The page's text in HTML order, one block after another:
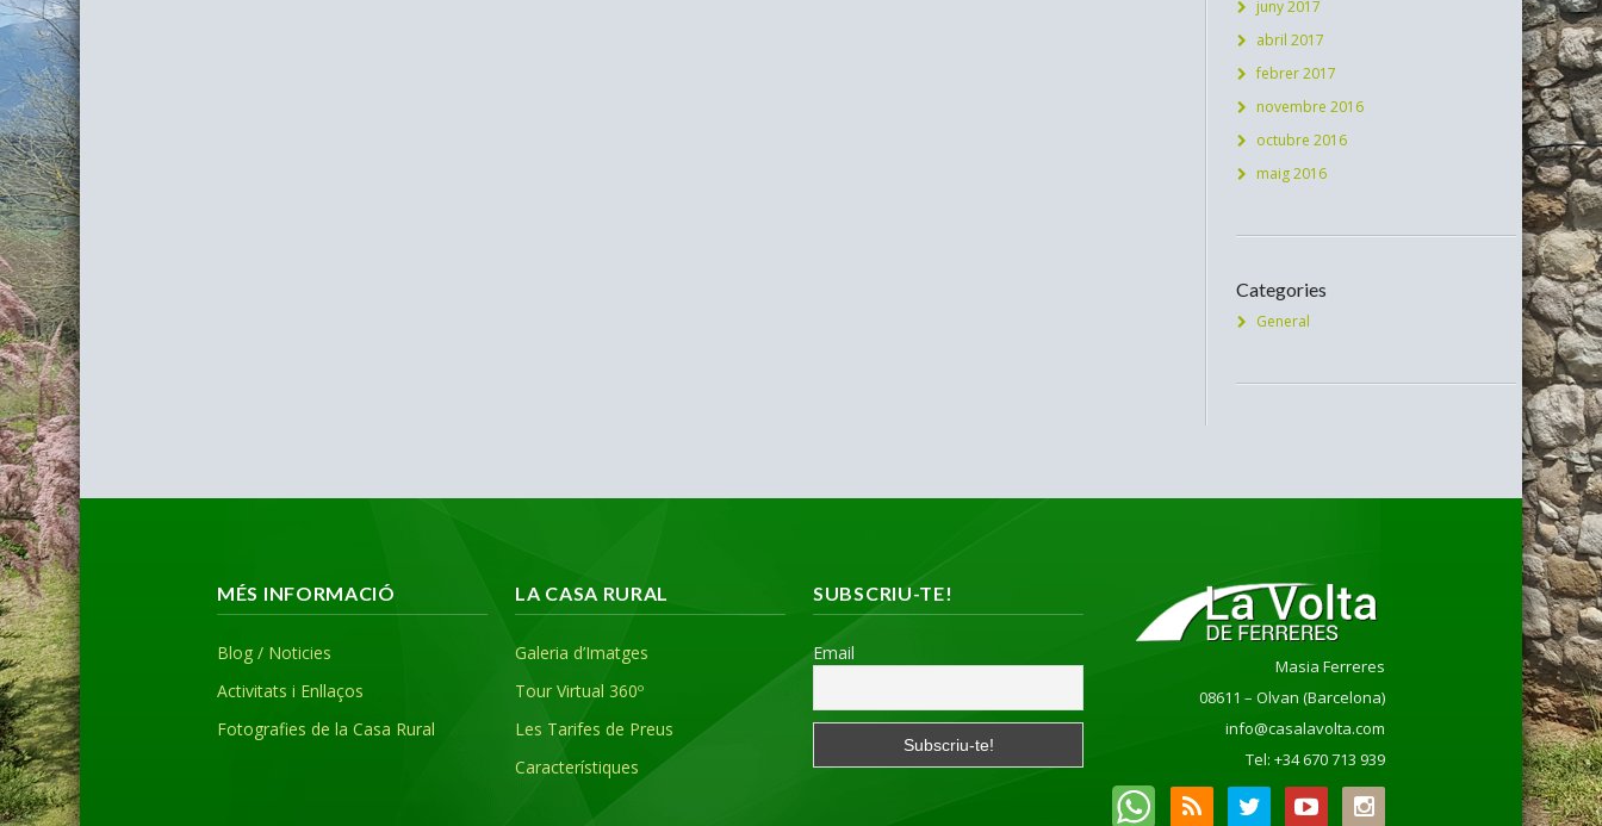
juny 2017
abril 2017
febrer 2017
novembre 2016
octubre 2016
maig 2016
Categories
General
MÉS INFORMACIÓ
Blog / Noticies
Activitats i Enllaços
Fotografies de la Casa Rural
LA CASA RURAL
Galeria d’Imatges
Tour Virtual 360º
Les Tarifes de Preus
Característiques
SUBSCRIU-TE!
Email
Masia Ferreres
08611 – Olvan (Barcelona)
info@casalavolta.com
Tel: +34 670 713 939